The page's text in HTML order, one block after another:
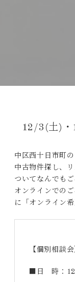
12/3(土)・
中区西十日市町
中古物件探し、
ついてなんでもご
オンラインでの
に「オンライン
【個別相談会
■日 時：